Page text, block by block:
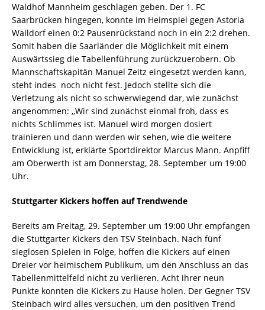
Waldhof Mannheim geschlagen geben. Der 1. FC
Saarbrücken hingegen, konnte im Heimspiel gegen Astoria
Walldorf einen 0:2 Pausenrückstand noch in ein 2:2 drehen.
Somit haben die Saarländer die Möglichkeit mit einem
Auswärtssieg die Tabellenführung zurückzuerobern. Ob
Mannschaftskapitän Manuel Zeitz eingesetzt werden kann,
steht indes noch nicht fest. Jedoch stellte sich die
Verletzung als nicht so schwerwiegend dar, wie zunächst
angenommen: ,,Wir sind zunächst einmal froh, dass es
nichts Schlimmes ist. Manuel wird morgen dosiert
trainieren und dann werden wir sehen, wie die weitere
Entwicklung ist, erklärte Sportdirektor Marcus Mann. Anpfiff
am Oberwerth ist am Donnerstag, 28. September um 19:00
Uhr.
Stuttgarter Kickers hoffen auf Trendwende
Bereits am Freitag, 29. September um 19:00 Uhr empfangen
die Stuttgarter Kickers den TSV Steinbach. Nach fünf
sieglosen Spielen in Folge, hoffen die Kickers auf einen
Dreier vor heimischem Publikum, um den Anschluss an das
Tabellenmittelfeld nicht zu verlieren. Acht ihrer neun
Punkte konnten die Kickers zu Hause holen. Der Gegner TSV
Steinbach wird alles versuchen, um den positiven Trend